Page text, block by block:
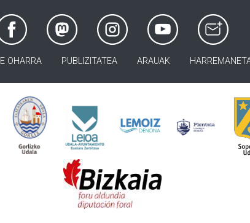
OHARRA PUBLIZITATEA ARAUAK